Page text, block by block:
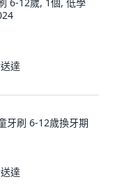
達
牙刷 6-12歲換牙期
達